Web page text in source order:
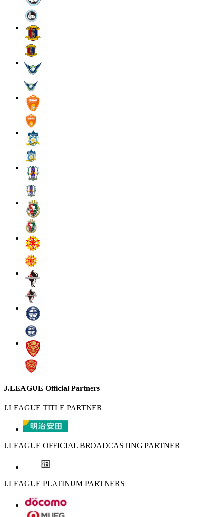
J.LEAGUE Official Partners
J.LEAGUE TITLE PARTNER
J.LEAGUE OFFICIAL BROADCASTING PARTNER
J.LEAGUE PLATINUM PARTNERS